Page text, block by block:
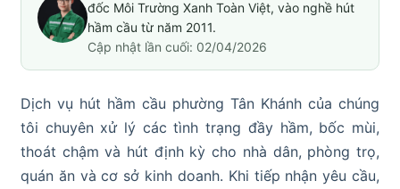
đốc Môi Trường Xanh Toàn Việt, vào nghề hút
hầm cầu từ năm 2011.
Cập nhật lần cuối: 02/04/2026
Dịch vụ hút hầm cầu phường Tân Khánh của chúng
tôi chuyên xử lý các tình trạng đầy hầm, bốc mùi,
thoát chậm và hút định kỳ cho nhà dân, phòng trọ,
quán ăn và cơ sở kinh doanh. Khi tiếp nhận yêu cầu,